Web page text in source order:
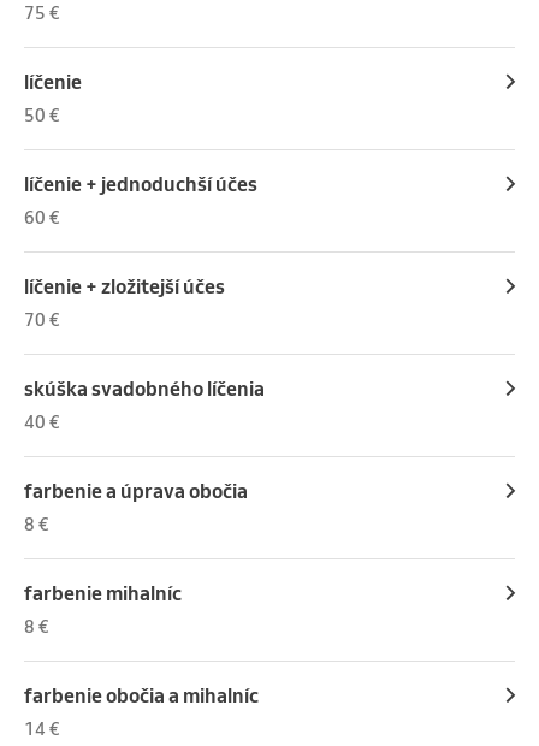
75 €
líčenie
50 €
líčenie + jednoduchší účes
60 €
líčenie + zložitejší účes
70 €
skúška svadobného líčenia
40 €
farbenie a úprava obočia
8 €
farbenie mihalníc
8 €
farbenie obočia a mihalníc
14 €